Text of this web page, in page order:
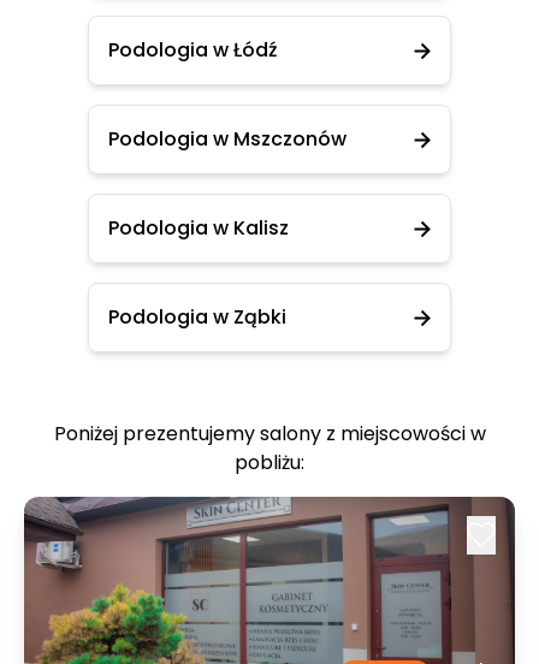
Podologia w Łódź
Podologia w Mszczonów
Podologia w Kalisz
Podologia w Ząbki
Poniżej prezentujemy salony z miejscowości w
pobliżu: